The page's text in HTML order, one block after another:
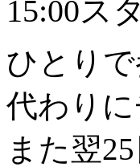
15:00ス
ひとり
代わり
また翌